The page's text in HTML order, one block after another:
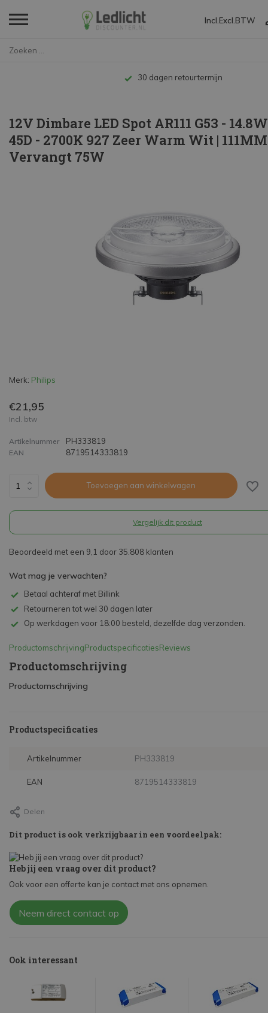
Incl. Excl. BTW
Tot 10 jaar garantie
12V Dimbare LED Spot AR111 G53 -
45D - 2700K 927 Zeer Warm Wit |
Vervangt 75W
Merk: Philips
€21,95
Incl. btw
Artikelnummer PH333819
EAN 8719514333819
Toevoegen aan winkelwagen
Vergelijk dit product
Beoordeeld met een 9,1 door 35.808 klanten
Wat mag je verwachten?
Betaal achteraf met Billink
Retourneren tot wel 30 dagen later
Op werkdagen voor 18:00 besteld, dezelfde dag verzonden.
ProductomschrijvingProductspecificatiesReviews
Productomschrijving
Productomschrijving
Productspecificaties
Artikelnummer PH333819
EAN 8719514333819
Delen
Dit product is ook verkrijgbaar in een voordeelpak:
Heb jij een vraag over dit product?
Ook voor een offerte kan je contact met ons opnemen.
Neem direct contact op
Ook interessant